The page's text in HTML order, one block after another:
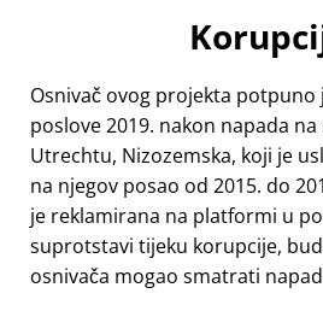
Osnivač ovog projekta potpuno
poslove 2019. nakon napada
Utrechtu, Nizozemska, koji je
na njegov posao od 2015. do
je reklamirana na platformi u
suprotstavi tijeku korupcije,
osnivača mogao smatrati